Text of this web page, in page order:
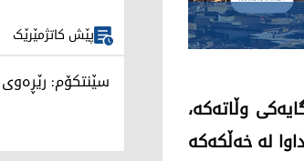
وڵاتەکە،
لە خەڵکەکە
پێش کاتژمێرێک
سێنتکۆم: رێڕەوی 51 کەشتیی بازرگانی گۆڕدراوە